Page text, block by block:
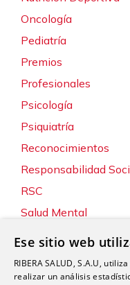
Oncología
Pediatría
Premios
Profesionales
Psicología
Psiquiatría
Reconocimientos
Responsabilidad
RSC
Salud Mental
Sostenibilidad y
Ese sitio web
RIBERA SALUD, S.A.U,
realizar un análisis